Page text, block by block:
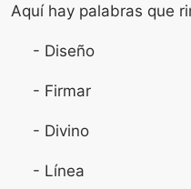
Aquí hay palabras que
- Diseño
- Firmar
- Divino
- Línea